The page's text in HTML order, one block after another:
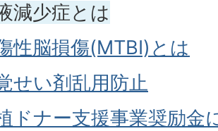
減少症とは
性脳損傷(MTBI)とは
せい剤乱用防止
ドナー支援事業奨励金